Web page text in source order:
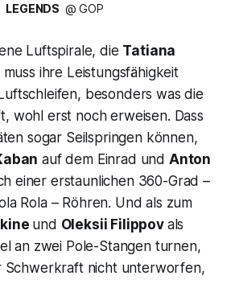
LEGENDS @ GOP
Luftspirale, die Tatiana
ihre Leistungsfähigkeit
besonders was die
wohl erst noch erweisen. Dass
sogar Seilspringen können,
auf dem Einrad und Anton
einer erstaunlichen 360-Grad –
Rola – Röhren. Und als zum
und Oleksii Filippov als
an zwei Pole-Stangen turnen,
Schwerkraft nicht unterworfen,